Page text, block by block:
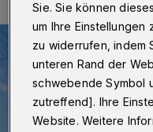
Sie. Sie können
um Ihre Einstellungen
zu widerrufen, indem
unteren Rand der
schwebende Symbol
zutreffend]. Ihre
Website. Weitere